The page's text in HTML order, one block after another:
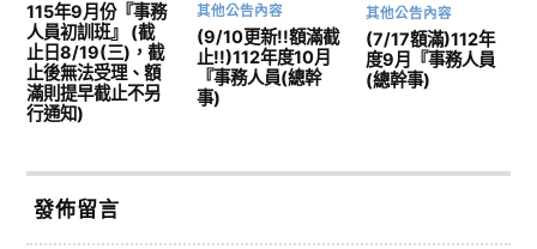
115年9月份『事務
人員初訓班』 (截
止日8/19(三)，截
止後無法受理、額
滿則提早截止不另
行通知)
其他公告內容
(9/10更新!!額滿截
止!!)112年度10月
『事務人員(總幹
事)
其他公告內容
(7/17額滿)112年
度9月『事務人員
(總幹事)
發佈留言